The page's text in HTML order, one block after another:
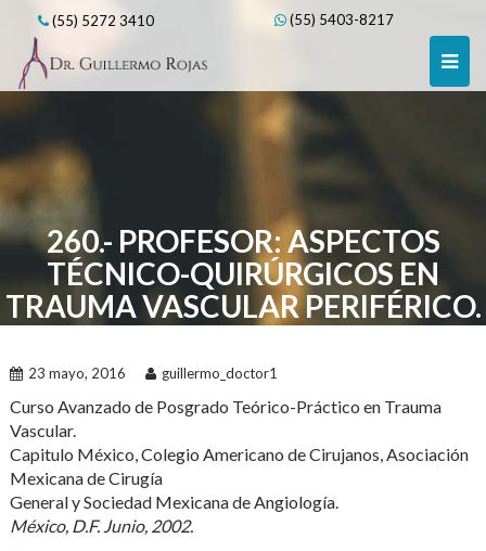
content
(55) 5272 3410 (55) 5403-8217
260.- PROFESOR: ASPECTOS
TÉCNICO-QUIRÚRGICOS EN
TRAUMA VASCULAR PERIFÉRICO.
23 mayo, 2016 guillermo_doctor1
Curso Avanzado de Posgrado Teórico-Práctico en Trauma
Vascular.
Capitulo México, Colegio Americano de Cirujanos, Asociación
Mexicana de Cirugía
General y Sociedad Mexicana de Angiología.
México, D.F. Junio, 2002.